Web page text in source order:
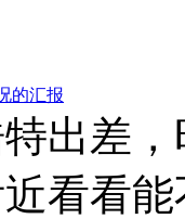
的汇报
出差
看看